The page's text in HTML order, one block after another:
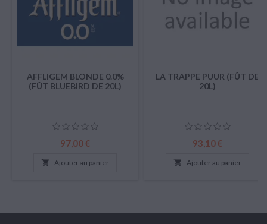
AFFLIGEM BLONDE 0.0%
(FÛT BLUEBIRD DE 20L)
Prix
97,00 €
 Ajouter au panier
LA TRAPPE PUUR (FÛT DE
20L)
Prix
93,10 €
 Ajouter au panier